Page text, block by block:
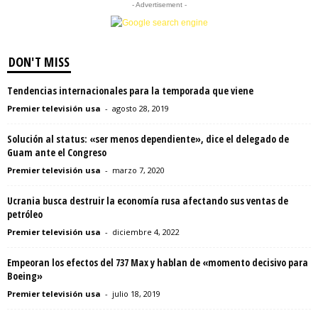
- Advertisement -
DON'T MISS
Tendencias internacionales para la temporada que viene
Premier televisión usa - agosto 28, 2019
Solución al status: «ser menos dependiente», dice el delegado de
Guam ante el Congreso
Premier televisión usa - marzo 7, 2020
Ucrania busca destruir la economía rusa afectando sus ventas de
petróleo
Premier televisión usa - diciembre 4, 2022
Empeoran los efectos del 737 Max y hablan de «momento decisivo para
Boeing»
Premier televisión usa - julio 18, 2019